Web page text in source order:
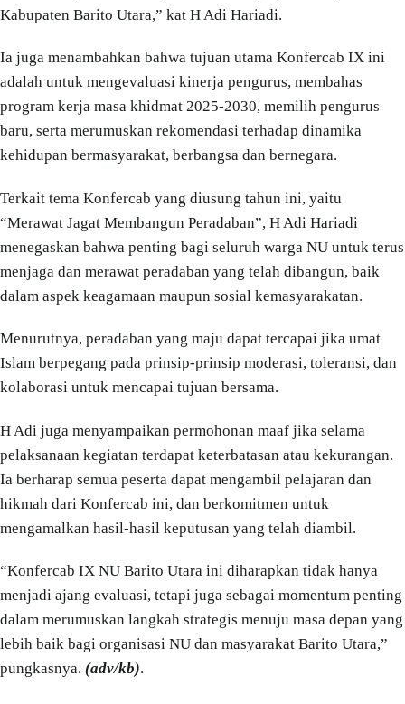
Kabupaten Barito Utara,” kat H Adi Hariadi.
Ia juga menambahkan bahwa tujuan utama Konfercab IX ini
adalah untuk mengevaluasi kinerja pengurus, membahas
program kerja masa khidmat 2025-2030, memilih pengurus
baru, serta merumuskan rekomendasi terhadap dinamika
kehidupan bermasyarakat, berbangsa dan bernegara.
Terkait tema Konfercab yang diusung tahun ini, yaitu
“Merawat Jagat Membangun Peradaban”, H Adi Hariadi
menegaskan bahwa penting bagi seluruh warga NU untuk terus
menjaga dan merawat peradaban yang telah dibangun, baik
dalam aspek keagamaan maupun sosial kemasyarakatan.
Menurutnya, peradaban yang maju dapat tercapai jika umat
Islam berpegang pada prinsip-prinsip moderasi, toleransi, dan
kolaborasi untuk mencapai tujuan bersama.
H Adi juga menyampaikan permohonan maaf jika selama
pelaksanaan kegiatan terdapat keterbatasan atau kekurangan.
Ia berharap semua peserta dapat mengambil pelajaran dan
hikmah dari Konfercab ini, dan berkomitmen untuk
mengamalkan hasil-hasil keputusan yang telah diambil.
“Konfercab IX NU Barito Utara ini diharapkan tidak hanya
menjadi ajang evaluasi, tetapi juga sebagai momentum penting
dalam merumuskan langkah strategis menuju masa depan yang
lebih baik bagi organisasi NU dan masyarakat Barito Utara,”
pungkasnya. (adv/kb).